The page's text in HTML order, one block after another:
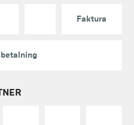
Faktura